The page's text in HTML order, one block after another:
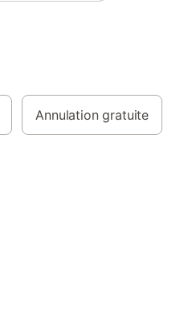
Annulation gratuite